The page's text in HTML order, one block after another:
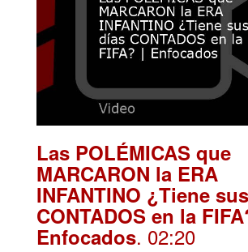
Las POLÉMICAS que
MARCARON la ERA
INFANTINO ¿Tiene
CONTADOS en la
Enfocados. 02:20